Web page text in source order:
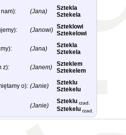
nam): (Jana)
Sztekla
Sztekela
(Janowi) Szteklowi
Sztekelowi
(Jana)
Sztekla
Sztekela
z): (Janem)
Szteklem
Sztekelem
o): (Janie)
Szteklu
Sztekelu
(Janie)
Szteklu rzad.
Sztekelu rzad.